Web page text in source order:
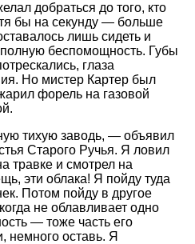
добраться до того, кто
бы на секунду — больше
лишь сидеть и
беспомощность. Губы
глаза
Но мистер Картер был
форель на газовой
тихую заводь, — объявил
Старого Ручья. Я ловил
травке и смотрел на
эти облака! Я пойду туда
Потом пойду в другое
не облавливает одно
— тоже часть его
немного оставь. Я